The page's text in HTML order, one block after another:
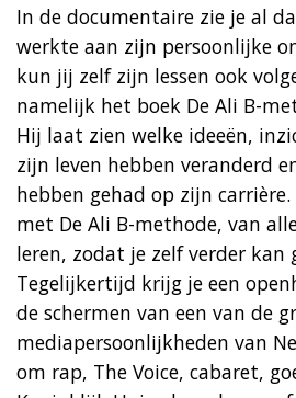
In de documentaire zie je al
werkte aan zijn persoonlijke
kun jij zelf zijn lessen ook
namelijk het boek De Ali B-
Hij laat zien welke ideeën,
zijn leven hebben veranderd
hebben gehad op zijn carrière.
met De Ali B-methode, van
leren, zodat je zelf verder kan
Tegelijkertijd krijg je een
de schermen van een van de
mediapersoonlijkheden van
om rap, The Voice, cabaret,